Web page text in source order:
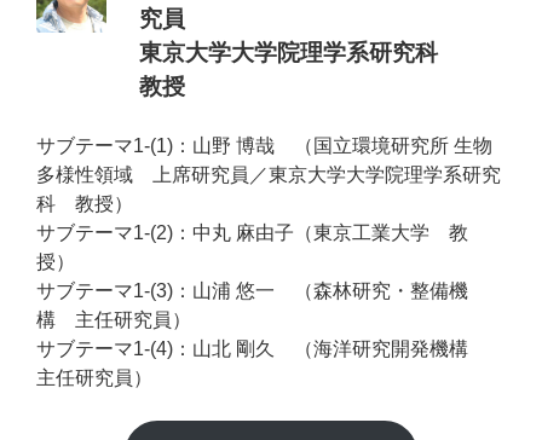
究員
東京大学大学院理学系研究科
教授
サブテーマ1-(1)：山野 博哉 （国立環境研究所 生物
多様性領域 上席研究員／東京大学大学院理学系研究
科 教授）
サブテーマ1-(2)：中丸 麻由子（東京工業大学 教
授）
サブテーマ1-(3)：山浦 悠一 （森林研究・整備機
構 主任研究員）
サブテーマ1-(4)：山北 剛久 （海洋研究開発機構
主任研究員）